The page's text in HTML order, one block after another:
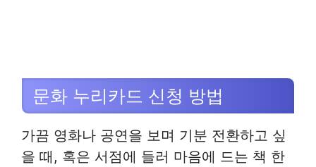
문화 누리카드 신청 방법
가끔 영화나 공연을 보며 기분 전환하고 싶
을 때, 혹은 서점에 들러 마음에 드는 책 한